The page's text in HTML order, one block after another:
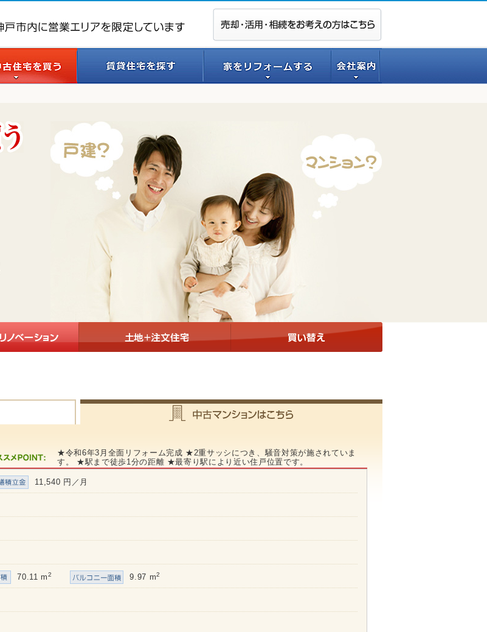
★令和6年3月全面リフォーム完成 ★2重サッシにつき、騒音対策が施されていま
す。
★駅まで徒歩1分の距離 ★最寄り駅により近い住戸位置です。
11,540 円／月
70.11 m2 9.97 m2